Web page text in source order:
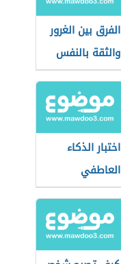
الفرق بين الغرور
والثقة بالنفس
اختبار الذكاء
العاطفي